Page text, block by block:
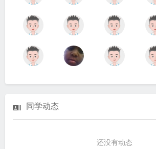
同学动态
还没有动态